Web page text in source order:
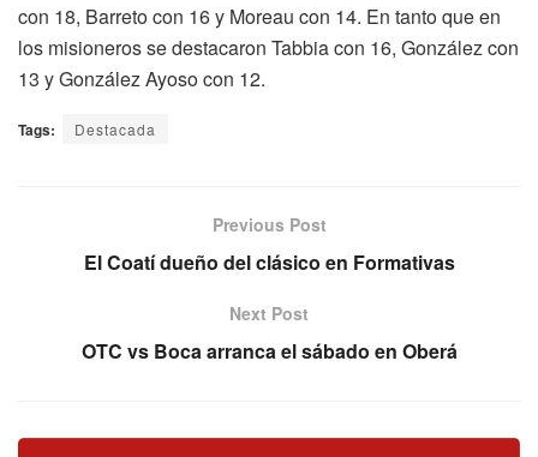
con 18, Barreto con 16 y Moreau con 14. En tanto que en
los misioneros se destacaron Tabbia con 16, González con
13 y González Ayoso con 12.
Tags: Destacada
Previous Post
El Coatí dueño del clásico en Formativas
Next Post
OTC vs Boca arranca el sábado en Oberá